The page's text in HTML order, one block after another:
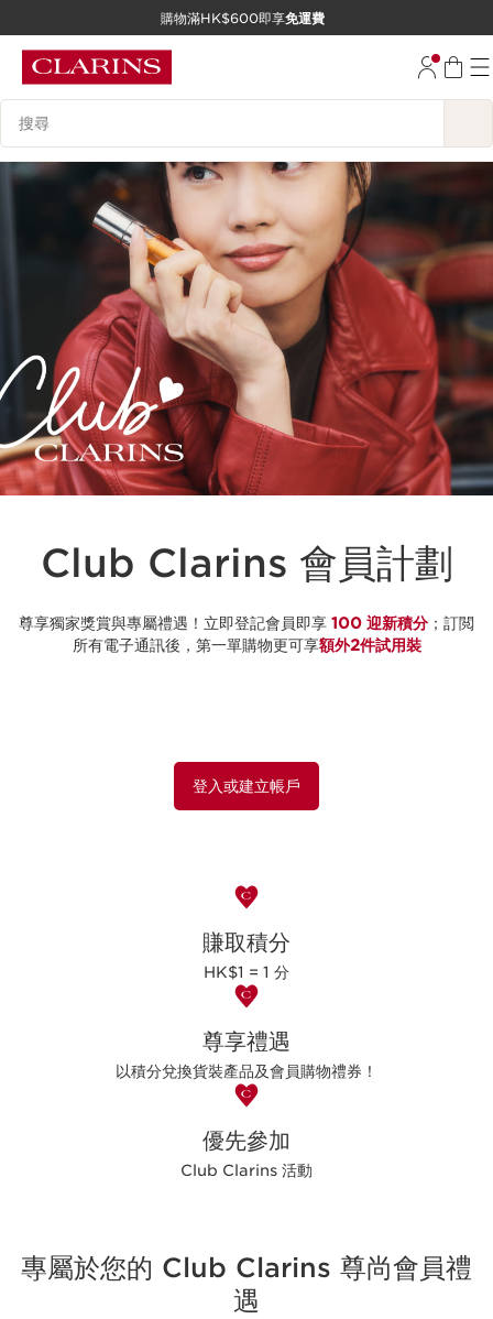
跳至內容
購物滿HK$600即享免運費
搜尋內容說明
Club Clarins 會員計劃
尊享獨家獎賞與專屬禮遇！立即登記會員即享 100 迎新積分 ；訂閲
所有電子通訊後，第一單購物更可享額外2件試用裝
登入或建立帳戶
賺取積分
HK$1 = 1 分
尊享禮遇
以積分兌換貨裝產品及會員購物禮券！
優先參加
Club Clarins 活動
專屬於您的 Club Clarins 尊尚會員禮
遇